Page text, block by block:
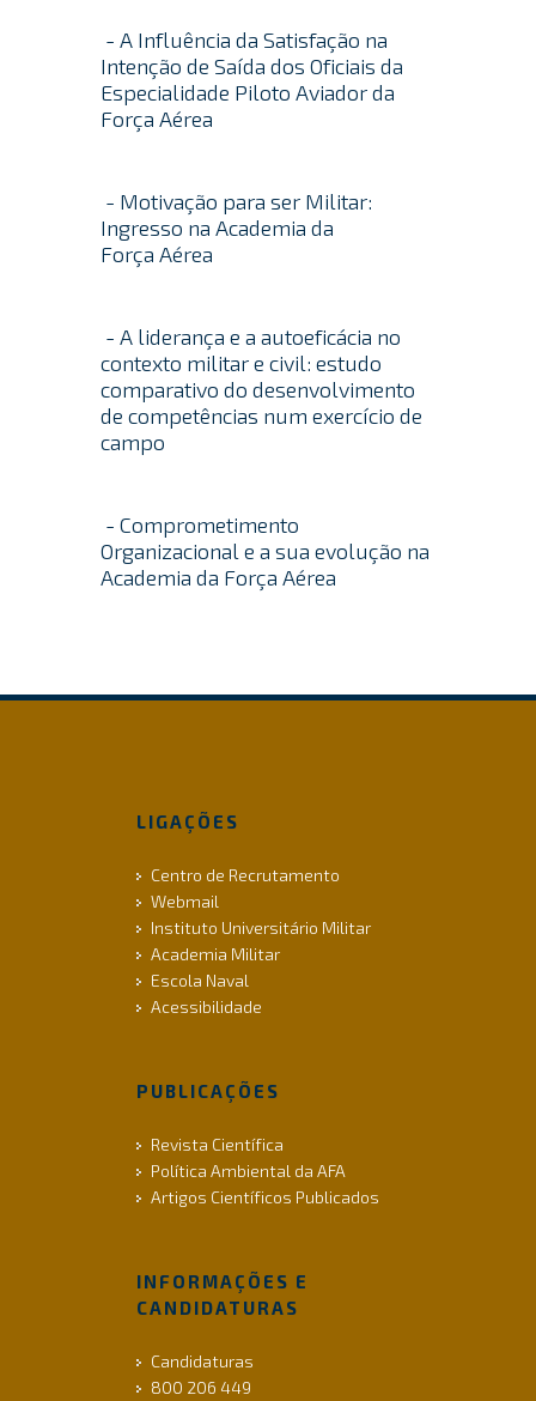
- A Influência da Satisfação na
Intenção de Saída dos Oficiais da
Especialidade Piloto Aviador da
Força Aérea
- Motivação para ser Militar:
Ingresso na Academia da
Força Aérea
- A liderança e a autoeficácia no
contexto militar e civil: estudo
comparativo do desenvolvimento
de competências num exercício de
campo
- Comprometimento
Organizacional e a sua evolução na
Academia da Força Aérea
LIGAÇÕES
Centro de Recrutamento
Webmail
Instituto Universitário Militar
Academia Militar
Escola Naval
Acessibilidade
PUBLICAÇÕES
Revista Científica
Política Ambiental da AFA
Artigos Científicos Publicados
INFORMAÇÕES E
CANDIDATURAS
Candidaturas
800 206 449